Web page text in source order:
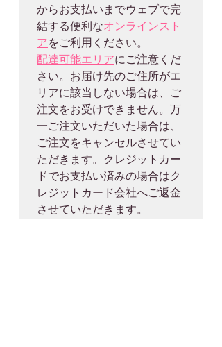
からお支払いまでウェブで完
結する便利なオンラインスト
ア
配達可能エリアにご注意くだ
さい。お届け先のご住所がエ
リアに該当しない場合は、ご
注文をお受けできません。万
一ご注文いただいた場合は、
ご注文をキャンセルさせてい
ただきます。クレジットカー
ドでお支払い済みの場合はク
レジットカード会社へご返金